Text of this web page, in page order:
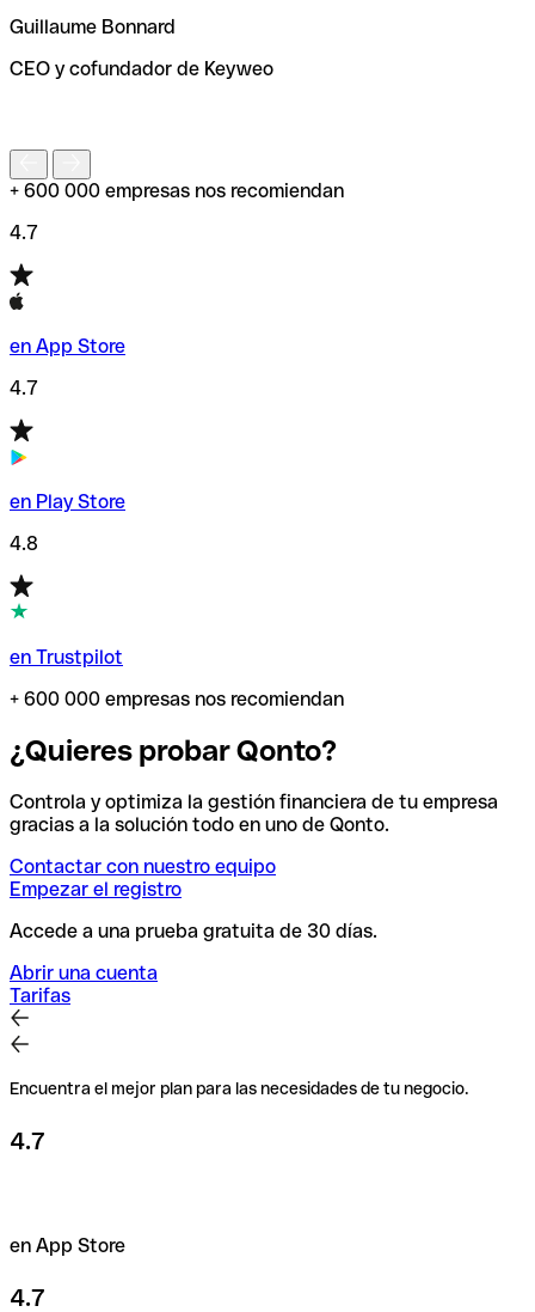
de enviar tu transferencia.
Guillaume Bonnard
CEO y cofundador de Keyweo
+ 600 000 empresas nos recomiendan
4.7
en App Store
4.7
en Play Store
4.8
en Trustpilot
+ 600 000 empresas nos recomiendan
¿Quieres probar Qonto?
Controla y optimiza la gestión financiera de tu empresa
gracias a la solución todo en uno de Qonto.
Contactar con nuestro equipo
Empezar el registro
Accede a una prueba gratuita de 30 días.
Abrir una cuenta
Tarifas
Encuentra el mejor plan para las necesidades de tu negocio.
4.7
en App Store
4.7